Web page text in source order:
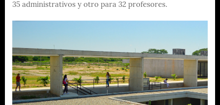
35 administrativos y otro para 32 profesores.